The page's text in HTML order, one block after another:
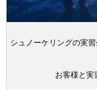
シュノーケリングの実
お客様と実